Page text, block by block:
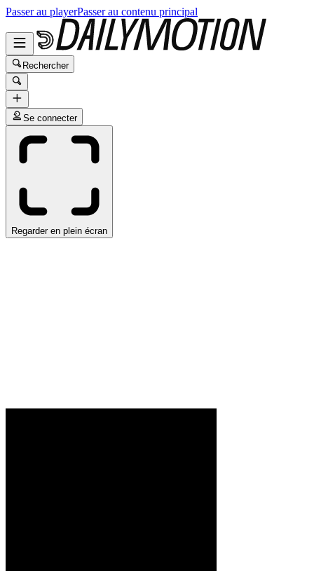
Passer au playerPasser au contenu principal
Rechercher
Se connecter
Regarder en plein écran